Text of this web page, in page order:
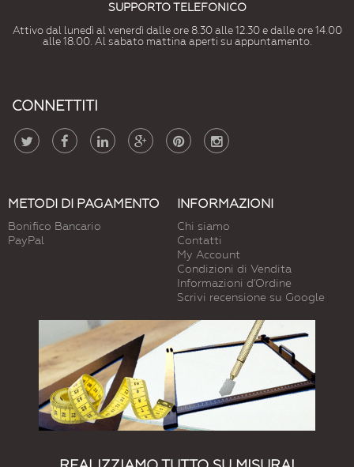
SUPPORTO TELEFONICO
Attivo dal lunedì al venerdì dalle ore 8.30 alle 12.30 e dalle ore 14.00
alle 18.00. Al sabato mattina aperti su appuntamento.
CONNETTITI
METODI DI PAGAMENTO
Bonifico Bancario
PayPal
INFORMAZIONI
Chi siamo
Contatti
My Account
Condizioni di Vendita
Informazioni d'Ordine
Scrivi recensione su Google